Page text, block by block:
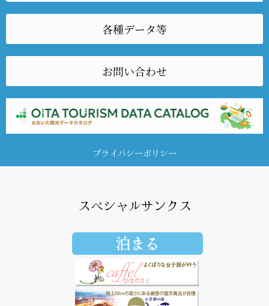
各種データ等
お問い合わせ
プライバシーポリシー
スペシャルサンクス